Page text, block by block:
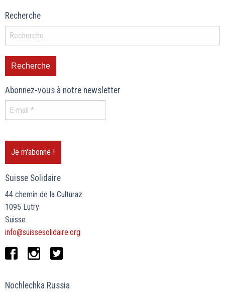
Recherche
Abonnez-vous à notre newsletter
Suisse Solidaire
44 chemin de la Culturaz
1095 Lutry
Suisse
info@suissesolidaire.org
Nochlechka Russia